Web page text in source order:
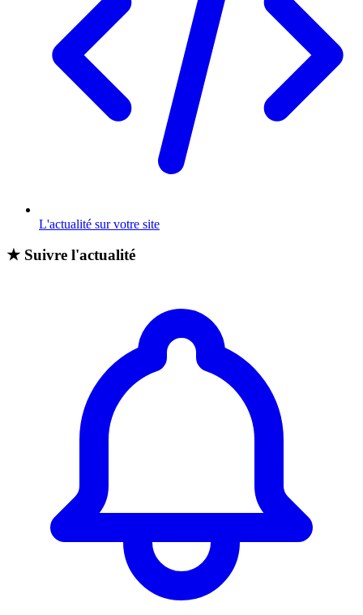
L'actualité sur votre site
★ Suivre l'actualité